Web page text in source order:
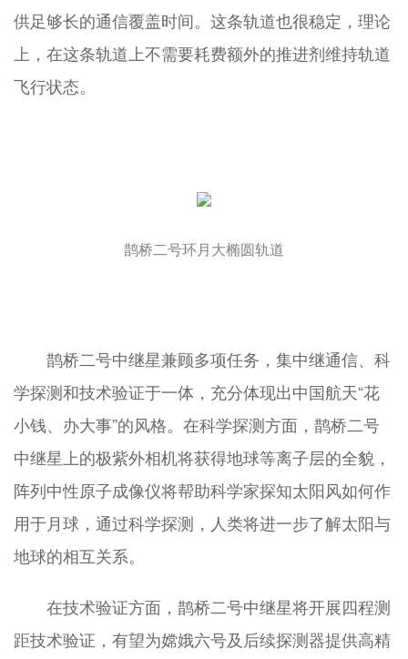
供足够长的通信覆盖时间。这条轨道也很稳定，理论
上，在这条轨道上不需要耗费额外的推进剂维持轨道
飞行状态。
鹊桥二号环月大椭圆轨道
鹊桥二号中继星兼顾多项任务，集中继通信、科
学探测和技术验证于一体，充分体现出中国航天“花
小钱、办大事”的风格。在科学探测方面，鹊桥二号
中继星上的极紫外相机将获得地球等离子层的全貌，
阵列中性原子成像仪将帮助科学家探知太阳风如何作
用于月球，通过科学探测，人类将进一步了解太阳与
地球的相互关系。
在技术验证方面，鹊桥二号中继星将开展四程测
距技术验证，有望为嫦娥六号及后续探测器提供高精